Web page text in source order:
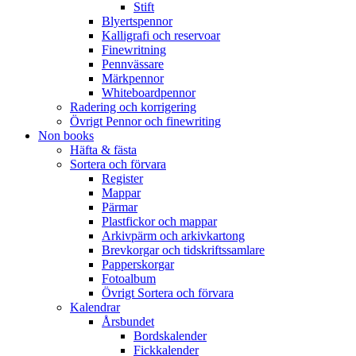
Stift
Blyertspennor
Kalligrafi och reservoar
Finewritning
Pennvässare
Märkpennor
Whiteboardpennor
Radering och korrigering
Övrigt Pennor och finewriting
Non books
Häfta & fästa
Sortera och förvara
Register
Mappar
Pärmar
Plastfickor och mappar
Arkivpärm och arkivkartong
Brevkorgar och tidskriftssamlare
Papperskorgar
Fotoalbum
Övrigt Sortera och förvara
Kalendrar
Årsbundet
Bordskalender
Fickkalender